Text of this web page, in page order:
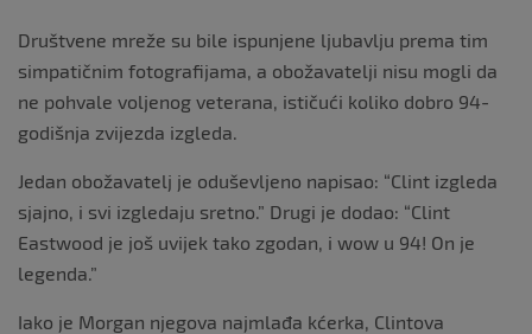
Društvene mreže su bile ispunjene ljubavlju prema tim
simpatičnim fotografijama, a obožavatelji nisu mogli da
ne pohvale voljenog veterana, ističući koliko dobro 94-
godišnja zvijezda izgleda.
Jedan obožavatelj je oduševljeno napisao: “Clint izgleda
sjajno, i svi izgledaju sretno.” Drugi je dodao: “Clint
Eastwood je još uvijek tako zgodan, i wow u 94! On je
legenda.”
Iako je Morgan njegova najmlađa kćerka, Clintova